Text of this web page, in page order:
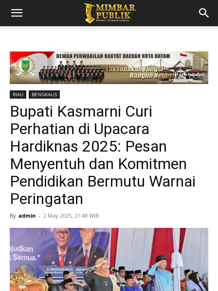
RIAU BENGKALIS
Bupati Kasmarni Curi
Perhatian di Upacara
Hardiknas 2025: Pesan
Menyentuh dan Komitmen
Pendidikan Bermutu Warnai
Peringatan
By admin - 2 May 2025, 21:48 WIB